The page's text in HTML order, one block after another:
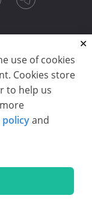
use of cookies
Cookies store
to help us
policyand
z o.o. (dba